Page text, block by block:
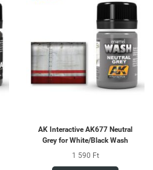
AK Interactive AK677 Neutral
Grey for White/Black Wash
1 590 Ft